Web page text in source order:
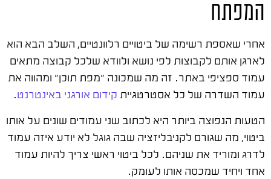
המפתח
אחרי שאספת רשימה של ביטויים רלוונטיים, השלב הבא הוא
לארגן אותם לקבוצות לפי נושא ולוודא שלכל קבוצה מתאים
עמוד ספציפי באתר. זה מה שמכונה "מפת תוכן" ומהווה את
עמוד השדרה של כל אסטרטגיית קידום אורגני באינטרנט.
הטעות הנפוצה ביותר היא לכתוב שני עמודים שונים על אותו
ביטוי, מה שגורם לקניבליזציה שבה גוגל לא יודע איזה עמוד
לדרג ומוריד את שניהם. לכל ביטוי ראשי צריך להיות עמוד
אחד ויחיד שמכסה אותו לעומק.